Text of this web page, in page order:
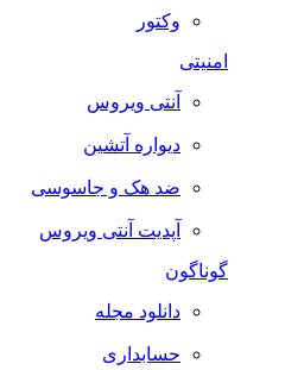
وکتور
امنیتی
آنتی ویروس
دیواره آتشین
ضد هک و جاسوسی
آپدیت آنتی ویروس
گوناگون
دانلود مجله
حسابداری